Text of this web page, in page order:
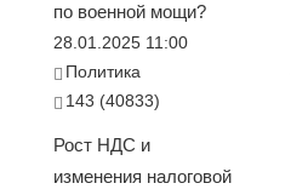
по военной мощи?
28.01.2025 11:00
Политика
143 (40833)
Рост НДС и
изменения налоговой